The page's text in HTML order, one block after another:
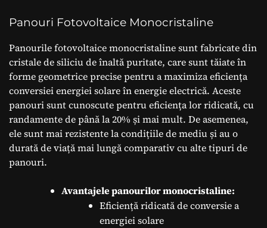
Panouri Fotovoltaice Monocristaline
Panourile fotovoltaice monocristaline sunt fabricate din
cristale de siliciu de înaltă puritate, care sunt tăiate în
forme geometrice precise pentru a maximiza eficiența
conversiei energiei solare în energie electrică. Aceste
panouri sunt cunoscute pentru eficiența lor ridicată, cu
randamente de până la 20% și mai mult. De asemenea,
ele sunt mai rezistente la condițiile de mediu și au o
durată de viață mai lungă comparativ cu alte tipuri de
panouri.
Avantajele panourilor monocristaline:
Eficiență ridicată de conversie a
energiei solare